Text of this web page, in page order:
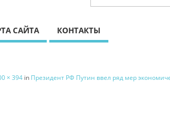
САЙТА КОНТАКТЫ
× 394in Президент РФ Путин ввел ряд мер